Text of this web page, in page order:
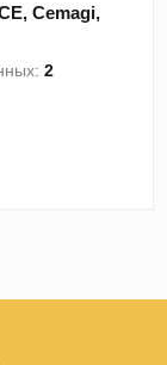
Cemagi,
2